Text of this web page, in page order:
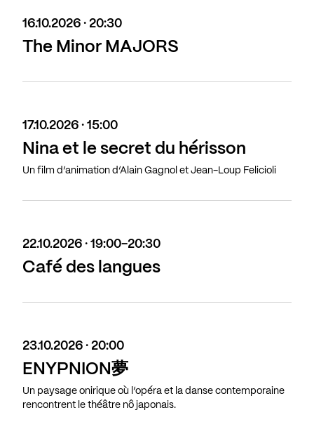
16.10.2026 · 20:30
The Minor MAJORS
17.10.2026 · 15:00
Nina et le secret du hérisson
Un film d’animation d’Alain Gagnol et Jean-Loup Felicioli
22.10.2026 · 19:00-20:30
Café des langues
23.10.2026 · 20:00
ENYPNION夢
Un paysage onirique où l’opéra et la danse contemporaine
rencontrent le théâtre nô japonais.